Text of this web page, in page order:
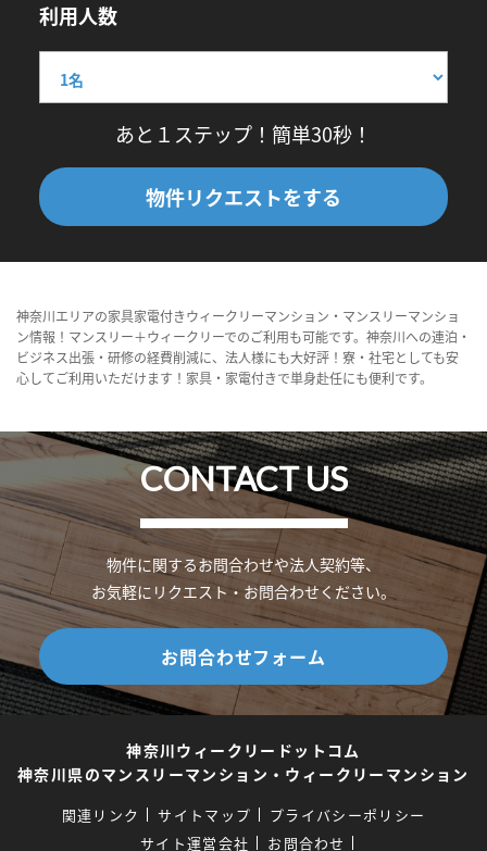
利用人数
あと１ステップ！簡単30秒！
物件リクエストをする
神奈川エリアの家具家電付きウィークリーマンション・マンスリーマンショ
ン情報！マンスリー＋ウィークリーでのご利用も可能です。神奈川への連泊・
ビジネス出張・研修の経費削減に、法人様にも大好評！寮・社宅としても安
心してご利用いただけます！家具・家電付きで単身赴任にも便利です。
CONTACT US
物件に関するお問合わせや法人契約等、
お気軽にリクエスト・お問合わせください。
お問合わせフォーム
神奈川ウィークリードットコム
神奈川県のマンスリーマンション・ウィークリーマンション
関連リンク サイトマップ
プライバシーポリシー
サイト運営会社
お問合わせ